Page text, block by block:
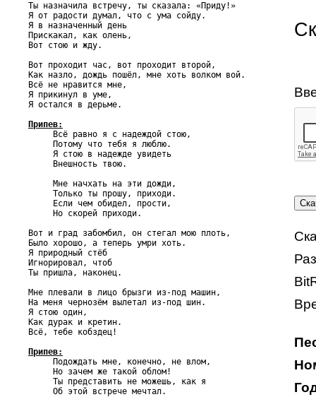
Ты назначила встречу, ты сказала: «Приду!»
Я от радости думал, что с ума сойду.
Я в назначенный день
Прискакал, как олень,
Вот стою и жду.
Вот проходит час, вот проходит второй,
Как назло, дождь пошёл, мне хоть волком вой.
Всё не нравится мне,
Я прикинул в уме,
Я остался в дерьме.
Припев:
Всё равно я с надеждой стою,
     Потому что тебя я люблю.
     Я стою в надежде увидеть
     Внешность твою.
     Мне начхать на эти дожди,
     Только ты прошу, приходи.
     Если чем обидел, прости,
     Но скорей приходи.
Вот и град забомбил, он стегал мою плоть,
Было хорошо, а теперь умри хоть.
Я природный стёб
Игнорировал, чтоб
Ты пришла, наконец.
Мне плевали в лицо брызги из-под машин,
На меня чернозём вылетал из-под шин.
Я стою один,
Как дурак и кретин.
Всё, тебе кобздец!
Припев:
Подождать мне, конечно, не влом,
     Но зачем же такой облом!
     Ты представить не можешь, как я
     Об этой встрече мечтал.